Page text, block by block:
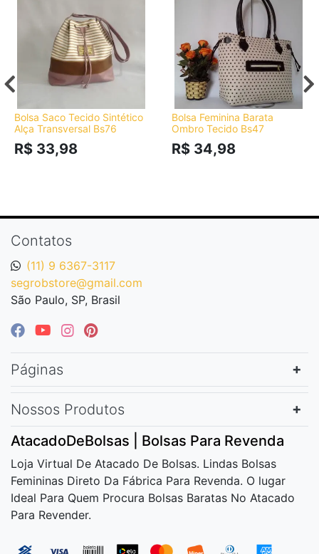
Bolsa Saco Tecido Sintético
Alça Transversal Bs76
R$ 33,98
Bolsa Feminina Barata
Ombro Tecido Bs47
R$ 34,98
Contatos
(11) 9 6367-3117
segrobstore@gmail.com
São Paulo, SP, Brasil
Páginas
Nossos Produtos
AtacadoDeBolsas | Bolsas Para Revenda
Loja Virtual De Atacado De Bolsas. Lindas Bolsas
Femininas Direto Da Fábrica Para Revenda. O lugar
Ideal Para Quem Procura Bolsas Baratas No Atacado
Para Revender.